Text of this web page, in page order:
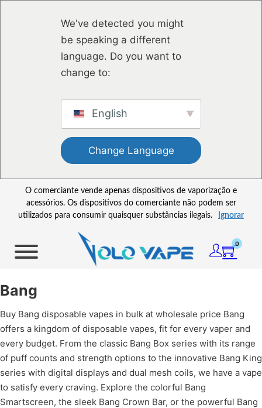
We've detected you might
be speaking a different
language. Do you want to
change to:
English
Change Language
O comerciante vende apenas dispositivos de vaporização e
acessórios. Os dispositivos do comerciante não podem ser
utilizados para consumir quaisquer substâncias ilegais.
Ignorar
0
Bang
Buy Bang disposable vapes in bulk at wholesale price Bang
offers a kingdom of disposable vapes, fit for every vaper and
every budget. From the classic Bang Box series with its range
of puff counts and strength options to the innovative Bang King
series with digital displays and dual mesh coils, we have a vape
to satisfy every craving. Explore the colorful Bang
Smartscreen, the sleek Bang Crown Bar, or the powerful Bang